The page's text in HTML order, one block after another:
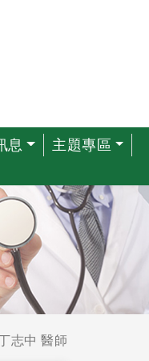
息 主題專區
志中 醫師